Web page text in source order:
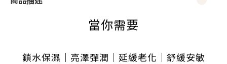
當你需要
鎖水保濕｜亮澤彈潤 ｜延緩老化｜舒緩安敏